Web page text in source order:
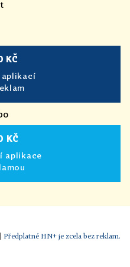
KČ
aplikací
KČ
aplikace
| Předplatné HN+ je zcela bez reklam.